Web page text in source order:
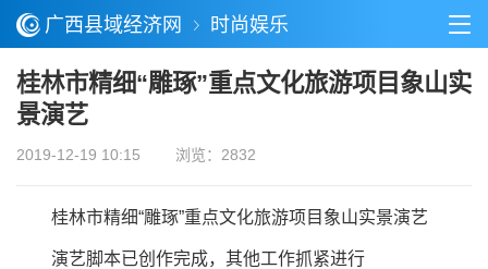
广西县域经济网 时尚娱乐
桂林市精细“雕琢”重点文化旅游项目象山实
景演艺
2019-12-19 10:15 浏览：2832
桂林市精细“雕琢”重点文化旅游项目象山实景演艺
演艺脚本已创作完成，其他工作抓紧进行